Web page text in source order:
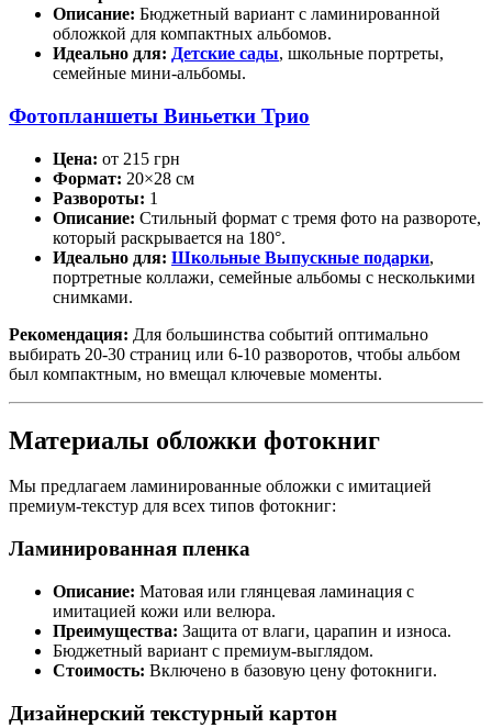
Описание: Бюджетный вариант с ламинированной
обложкой для компактных альбомов.
Идеально для: Детские сады, школьные портреты,
семейные мини-альбомы.
Фотопланшеты Виньетки Трио
Цена: от 215 грн
Формат: 20×28 см
Развороты: 1
Описание: Стильный формат с тремя фото на развороте,
который раскрывается на 180°.
Идеально для: Школьные Выпускные подарки,
портретные коллажи, семейные альбомы с несколькими
снимками.
Рекомендация: Для большинства событий оптимально
выбирать 20-30 страниц или 6-10 разворотов, чтобы альбом
был компактным, но вмещал ключевые моменты.
Материалы обложки фотокниг
Мы предлагаем ламинированные обложки с имитацией
премиум-текстур для всех типов фотокниг:
Ламинированная пленка
Описание: Матовая или глянцевая ламинация с
имитацией кожи или велюра.
Преимущества: Защита от влаги, царапин и износа.
Бюджетный вариант с премиум-выглядом.
Стоимость: Включено в базовую цену фотокниги.
Дизайнерский текстурный картон